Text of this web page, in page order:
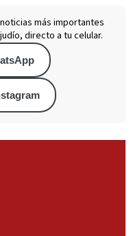
más importantes
directo a tu celular.